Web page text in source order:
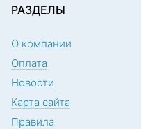
РАЗДЕЛЫ
О компании
Оплата
Новости
Карта сайта
Правила